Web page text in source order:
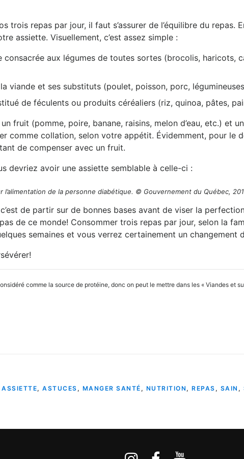
trois repas par jour, il faut s’assurer de l’équilibre du repas.
assiette. Visuellement, c’est assez simple :
consacrée aux légumes de toutes sortes (brocolis, haricots,
viande et ses substituts (poulet, poisson, porc,
de féculents ou produits céréaliers (riz, quinoa, pâtes,
fruit (pomme, poire, banane, raisins, melon d’eau, etc.) et
comme collation, selon votre appétit. Évidemment, pour le
de compenser avec un fruit.
devriez avoir une assiette semblable à celle-ci :
l’alimentation de la personne diabétique. © Gouvernement du Québec,
de partir sur de bonnes bases avant de viser la
de ce monde! Consommer trois repas par jour, selon la
semaines et vous verrez certainement un changement
comme la source de protéine, donc on peut le mettre dans les « Viandes et
ASSIETTE, ASTUCES , MANGER SANTÉ , NUTRITION , REPAS , SAIN ,